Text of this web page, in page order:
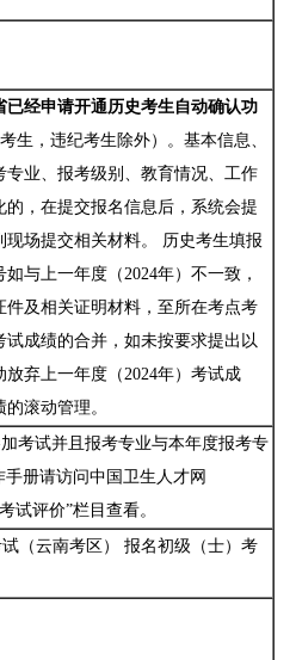
已经申请开通历史考生自动确认功
生，违纪考生除外）。基本信息、
专业、报考级别、教育情况、工作
的，在提交报名信息后，系统会提
现场提交相关材料。 历史考生填报
与上一年度（2024年）不一致，
件及相关证明材料，至所在考点考
试成绩的合并，如未按要求提出以
弃上一年度（2024年）考试成
滚动管理。
考试并且报考专业与本年度报考专
册请访问中国卫生人才网
试评价”栏目查看。
（云南考区） 报名初级（士）考